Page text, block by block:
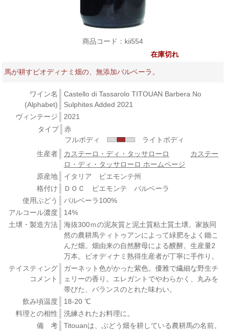
商品コード：kii554
在庫切れ
馬が耕すビオディナミ畑の、無添加バルベーラ。
ワイン名
(Alphabet)
Castello di Tassarolo TITOUAN Barbera No
Sulphites Added 2021
ヴィンテージ
2021
タイプ
赤
フルボディ
ライトボディ
生産者
カステーロ・ディ・タッサローロ
カステー
ロ・ディ・タッサローロ ホームページ
原産地
イタリア ピエモンテ州
格付け
ＤＯＣ ピエモンテ バルベーラ
使用ぶどう
バルベーラ100%
アルコール濃度
14%
土壌・製造方法
海抜300ｍの泥灰質と泥土質粘土質土壌。家族同
然の農耕馬ティトゥアンによって緑肥をよく鋤こ
んだ畑。畑由来の自然酵母による醗酵。生産量2
万本。ビオディナミ熟得生産者が丁寧に手作り。
テイスティング
コメント
ガーネット色がかった紫色。優雅で繊細な野生チ
ェリーの香り。エレガントでやわらかく、丸みを
帯びた、バランスのとれた味わい。
飲み頃温度
18-20 ℃
料理との相性
洗練されたお料理に。
備 考
Titouanは、ぶどう畑を耕している農耕馬の名前。